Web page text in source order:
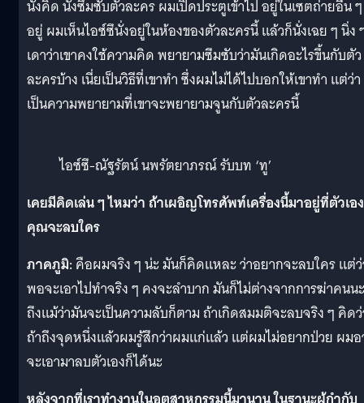
นั่งคิด นั่งซึมซับตัวละคร ผมเปิดประตูเข้าไป อยู่ในเซตถ่ายอื่น ๆ
อยู่ ผมเห็นไอซ์ซึนั่งอยู่ในห้องของตัวละครนี้ แล้วก็นั่งเฉย ๆ นิ่ง
เดาว่าเขาคงใช้ความคิด พยายามซึมซับว่ามันเกิดอะไรขึ้นกับตัว
ละครบ้าง เนี่ยเป็นวิธีที่เขาทำ ซึ่งผมไม่ได้ไปบอกให้เขาทำ แต่ว่า
เป็นความพยายามที่เขาจะพยายามจูนกับตัวละครนี้
ไอซ์ซึ-ณัฐรัตน์ นพรัตยาภรณ์ รับบท ‘ทู’
เคยมีคิดเล่น ๆ ไหมว่า ถ้าเผอิญโทรศัพท์เครื่องนี้มาอยู่ที่ตัวเอง
คุณจะลบใคร
ภาคภูมิ:คือผมจริง ๆ น่ะ มันก็คิดแหละ ว่าอยากจะลบใคร แต่
พอจะเอาไปทำจริง ๆ คงจะลำบาก มันก็ไม่ต่างจากการฆ่าคนนะ
ถึงแม้ว่ามันจะเป็นความลับก็ตาม ถ้าเกิดสมมติจะลบจริง ๆ คิด
ถ้าถึงจุดหนึ่งแล้วผมรู้สึกว่าผมแก่แล้ว แต่ผมไม่อยากป่วย ผม
จะเอามาลบตัวเองก็ได้นะ